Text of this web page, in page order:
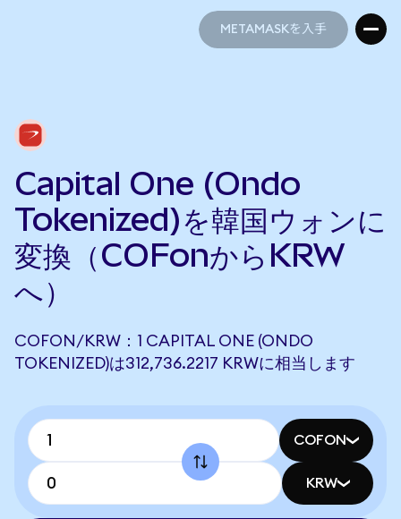
METAMASKを入手
Capital One (Ondo
Tokenized)を韓国ウォンに
変換（COFonからKRW
へ）
COFON/KRW：1 CAPITAL ONE (ONDO
TOKENIZED)は312,736.2217 KRWに相当します
COFON
KRW